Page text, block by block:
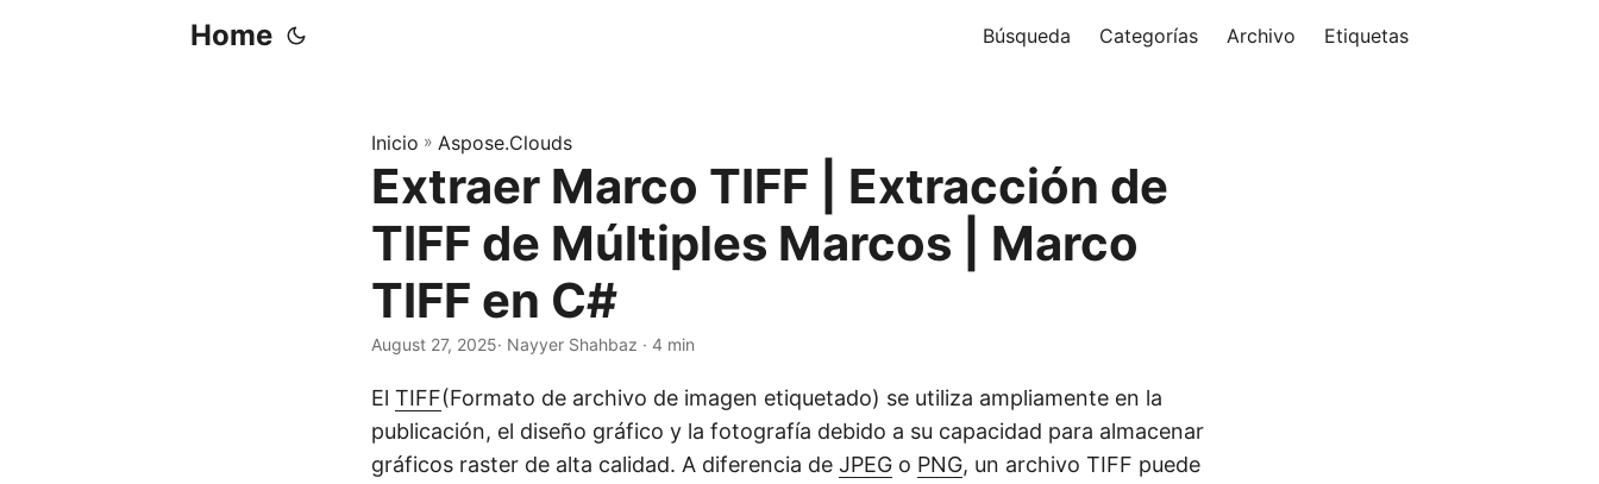
Home Búsqueda Categorías Archivo Etiquetas
Inicio » Aspose.Clouds
Extraer Marco TIFF | Extracción de
TIFF de Múltiples Marcos | Marco
TIFF en C#
August 27, 2025· Nayyer Shahbaz · 4 min
El TIFF(Formato de archivo de imagen etiquetado) se utiliza ampliamente en la
publicación, el diseño gráfico y la fotografía debido a su capacidad para almacenar
gráficos raster de alta calidad. A diferencia de JPEG o PNG, un archivo TIFF puede